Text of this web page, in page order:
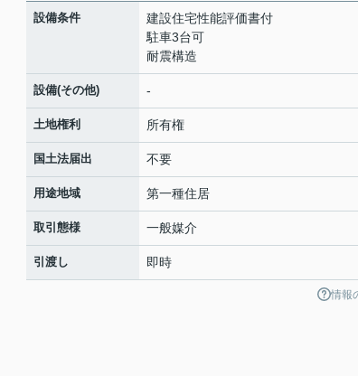
設備条件
建設住宅性能評価書付
駐車3台可
耐震構造
設備(その他) -
土地権利 所有権
国土法届出 不要
用途地域 第一種住居
取引態様 一般媒介
引渡し 即時
情報